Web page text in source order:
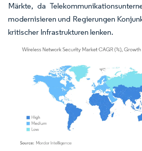
Märkte, da
modernisieren und Regierungen
kritischer Infrastrukturen lenken.